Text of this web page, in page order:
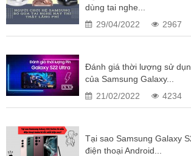
ROM
Chip xử lý (CPU)
GPU
Hệ điều hành
dùng tai nghe...
29/04/2022
2967
Đánh giá thời lượng sử
của Samsung Galaxy...
21/02/2022
4234
Tại sao Samsung Galaxy
điện thoại Android...